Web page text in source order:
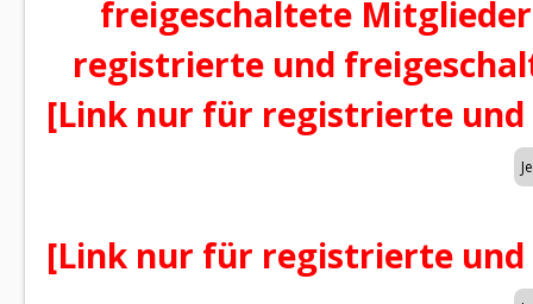
freigeschaltete
registrierte und
[Link nur für registrierte
[Link nur für registrierte